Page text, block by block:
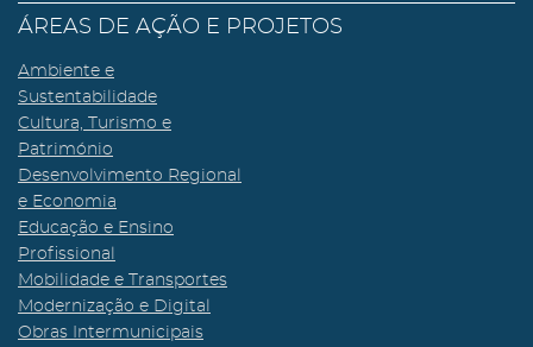
ÁREAS DE AÇÃO E PROJETOS
Ambiente e
Sustentabilidade
Cultura, Turismo e
Património
Desenvolvimento Regional
e Economia
Educação e Ensino
Profissional
Mobilidade e Transportes
Modernização e Digital
Obras Intermunicipais